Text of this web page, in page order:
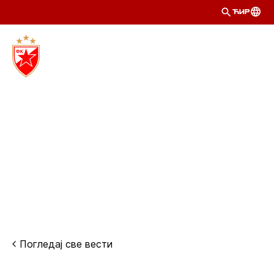
ЋИР
Погледај све вести